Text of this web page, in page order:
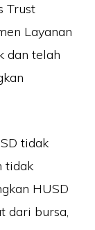
Trust
Layanan
dan telah
tidak
tidak
HUSD
dari bursa,